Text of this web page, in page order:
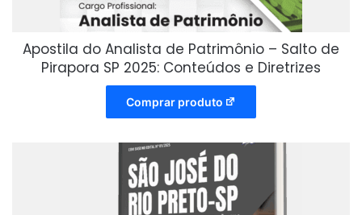
Apostila do Analista de Patrimônio – Salto de
Pirapora SP 2025: Conteúdos e Diretrizes
Comprar produto